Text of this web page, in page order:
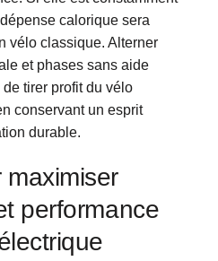
calorique sera
vélo classique. Alterner
et phases sans aide
tirer profit du vélo
conservant un esprit
durable.
maximiser
performance